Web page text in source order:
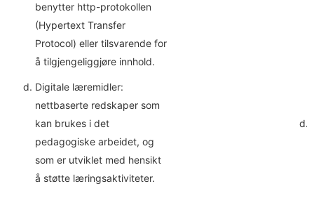
benytter http-protokollen
(Hypertext Transfer
Protocol) eller tilsvarende for
å tilgjengeliggjøre innhold.
Digitale læremidler:
nettbaserte redskaper som
kan brukes i det
pedagogiske arbeidet, og
som er utviklet med hensikt
å støtte læringsaktiviteter.